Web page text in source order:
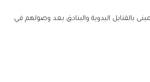
بالقنابل اليدوية والبنادق بعد وصولهم في